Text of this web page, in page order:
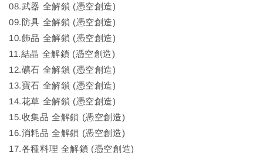
08.武器 全解鎖 (憑空創造)
09.防具 全解鎖 (憑空創造)
10.飾品 全解鎖 (憑空創造)
11.結晶 全解鎖 (憑空創造)
12.礦石 全解鎖 (憑空創造)
13.寶石 全解鎖 (憑空創造)
14.花草 全解鎖 (憑空創造)
15.收集品 全解鎖 (憑空創造)
16.消耗品 全解鎖 (憑空創造)
17.各種料理 全解鎖 (憑空創造)